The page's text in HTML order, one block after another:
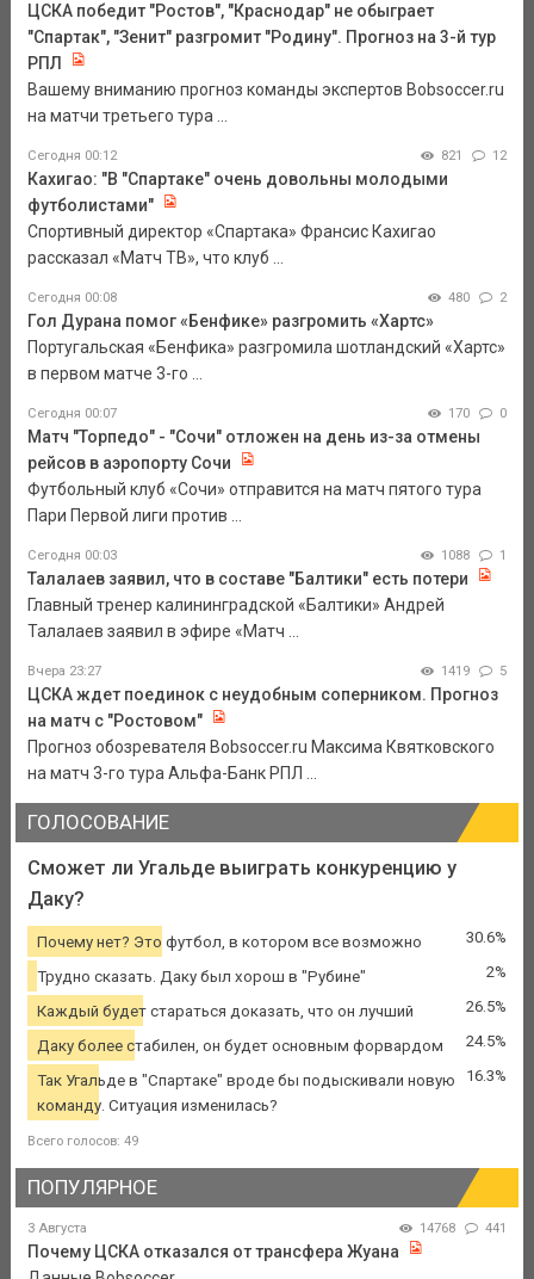
ЦСКА победит "Ростов", "Краснодар" не обыграет
"Спартак", "Зенит" разгромит "Родину". Прогноз на 3-й тур
РПЛ
Вашему вниманию прогноз команды экспертов Bobsoccer.ru
на матчи третьего тура ...
Сегодня 00:12 821 12
Кахигао: "В "Спартаке" очень довольны молодыми
футболистами"
Спортивный директор «Спартака» Франсис Кахигао
рассказал «Матч ТВ», что клуб ...
Сегодня 00:08 480 2
Гол Дурана помог «Бенфике» разгромить «Хартс»
Португальская «Бенфика» разгромила шотландский «Хартс»
в первом матче 3-го ...
Сегодня 00:07 170 0
Матч "Торпедо" - "Сочи" отложен на день из-за отмены
рейсов в аэропорту Сочи
Футбольный клуб «Сочи» отправится на матч пятого тура
Пари Первой лиги против ...
Сегодня 00:03 1088 1
Талалаев заявил, что в составе "Балтики" есть потери
Главный тренер калининградской «Балтики» Андрей
Талалаев заявил в эфире «Матч ...
Вчера 23:27 1419 5
ЦСКА ждет поединок с неудобным соперником. Прогноз
на матч с "Ростовом"
Прогноз обозревателя Bobsoccer.ru Максима Квятковского
на матч 3-го тура Альфа-Банк РПЛ ...
ГОЛОСОВАНИЕ
Сможет ли Угальде выиграть конкуренцию у
Даку?
Почему нет? Это футбол, в котором все возможно 30.6%
Трудно сказать. Даку был хорош в "Рубине" 2%
Каждый будет стараться доказать, что он лучший 26.5%
Даку более стабилен, он будет основным форвардом 24.5%
Так Угальде в "Спартаке" вроде бы подыскивали новую
команду. Ситуация изменилась?
16.3%
Всего голосов: 49
ПОПУЛЯРНОЕ
3 Августа 14768 441
Почему ЦСКА отказался от трансфера Жуана